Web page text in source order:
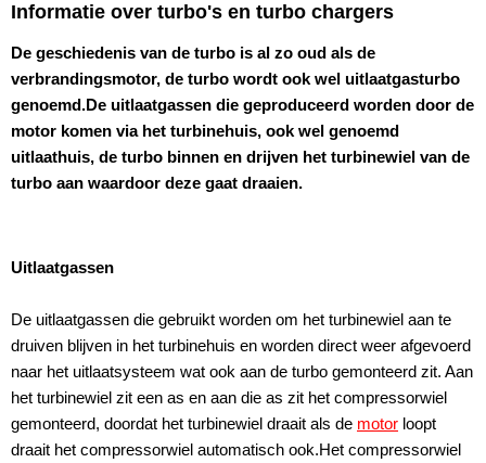
Informatie over turbo's en turbo chargers
De geschiedenis van de turbo is al zo oud als de
verbrandingsmotor, de turbo wordt ook wel uitlaatgasturbo
genoemd.De uitlaatgassen die geproduceerd worden door de
motor komen via het turbinehuis, ook wel genoemd
uitlaathuis, de turbo binnen en drijven het turbinewiel van de
turbo aan waardoor deze gaat draaien.
Uitlaatgassen
De uitlaatgassen die gebruikt worden om het turbinewiel aan te
druiven blijven in het turbinehuis en worden direct weer afgevoerd
naar het uitlaatsysteem wat ook aan de turbo gemonteerd zit. Aan
het turbinewiel zit een as en aan die as zit het compressorwiel
gemonteerd, doordat het turbinewiel draait als de motor loopt
draait het compressorwiel automatisch ook.Het compressorwiel